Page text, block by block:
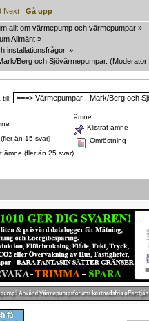
Next
Gå upp
allt om värmepump och värmepumpar »
Allmänt »
installationsfrågor. »
Berg och Sjövärmepumpar. (Moderator:
till:
än 15 svar)
ämne (fler än 25 svar)
ämne
Klistrat ämne
Omröstning